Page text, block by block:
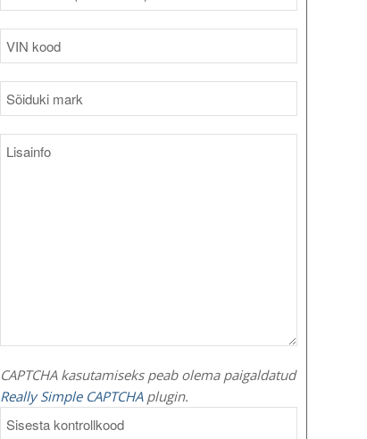
CAPTCHA kasutamiseks peab olema paigaldatud
Really Simple CAPTCHAplugin.